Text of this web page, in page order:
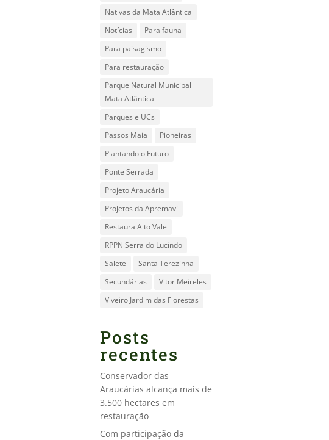
Nativas da Mata Atlântica
Notícias
Para fauna
Para paisagismo
Para restauração
Parque Natural Municipal
Mata Atlântica
Parques e UCs
Passos Maia
Pioneiras
Plantando o Futuro
Ponte Serrada
Projeto Araucária
Projetos da Apremavi
Restaura Alto Vale
RPPN Serra do Lucindo
Salete
Santa Terezinha
Secundárias
Vitor Meireles
Viveiro Jardim das Florestas
Posts
recentes
Conservador das
Araucárias alcança mais de
3.500 hectares em
restauração
Com participação da